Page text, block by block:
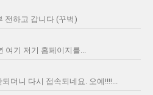
전하고 갑니다 (꾸벅)
기 저기 홈페이지를...
더니 다시 접속되네요. 오예!!!!...